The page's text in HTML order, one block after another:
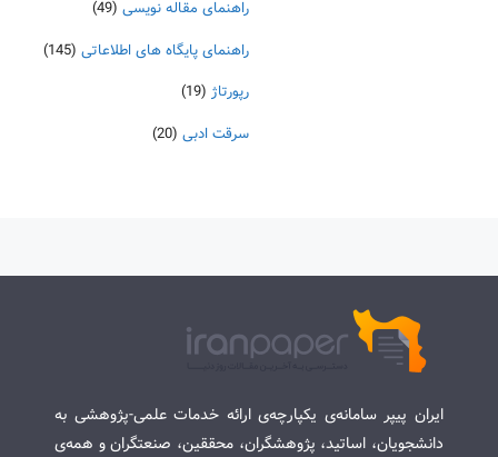
راهنمای مقاله نویسی (49)
راهنمای پایگاه های اطلاعاتی (145)
رپورتاژ (19)
سرقت ادبی (20)
ایران پیپر سامانه‌ی یکپارچه‌ی ارائه خدمات علمی-پژوهشی به
دانشجویان، اساتید، پژوهشگران، محققین، صنعتگران و همه‌ی